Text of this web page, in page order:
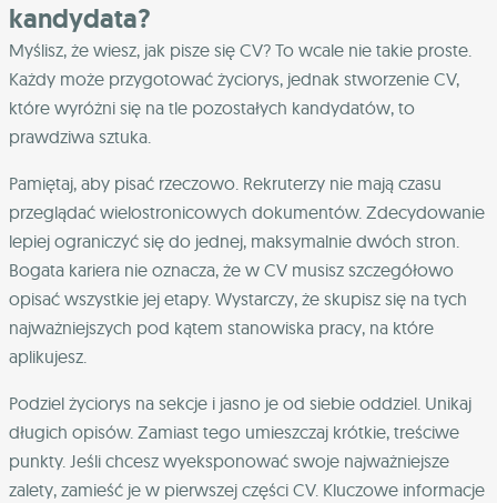
kandydata?
Myślisz, że wiesz, jak pisze się CV? To wcale nie takie proste.
Każdy może przygotować życiorys, jednak stworzenie CV,
które wyróżni się na tle pozostałych kandydatów, to
prawdziwa sztuka.
Pamiętaj, aby pisać rzeczowo. Rekruterzy nie mają czasu
przeglądać wielostronicowych dokumentów. Zdecydowanie
lepiej ograniczyć się do jednej, maksymalnie dwóch stron.
Bogata kariera nie oznacza, że w CV musisz szczegółowo
opisać wszystkie jej etapy. Wystarczy, że skupisz się na tych
najważniejszych pod kątem stanowiska pracy, na które
aplikujesz.
Podziel życiorys na sekcje i jasno je od siebie oddziel. Unikaj
długich opisów. Zamiast tego umieszczaj krótkie, treściwe
punkty. Jeśli chcesz wyeksponować swoje najważniejsze
zalety, zamieść je w pierwszej części CV. Kluczowe informacje